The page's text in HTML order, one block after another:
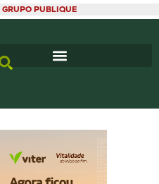
GRUPO PUBLIQUE